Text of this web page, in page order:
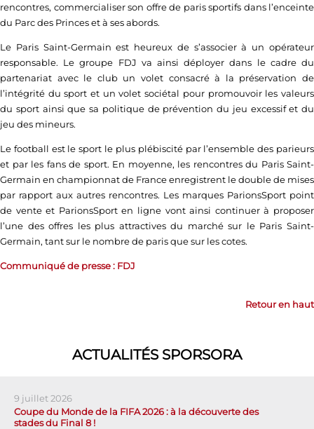
rencontres, commercialiser son offre de paris sportifs dans l’enceinte
du Parc des Princes et à ses abords.
Le Paris Saint-Germain est heureux de s’associer à un opérateur
responsable. Le groupe FDJ va ainsi déployer dans le cadre du
partenariat avec le club un volet consacré à la préservation de
l’intégrité du sport et un volet sociétal pour promouvoir les valeurs
du sport ainsi que sa politique de prévention du jeu excessif et du
jeu des mineurs.
Le football est le sport le plus plébiscité par l’ensemble des parieurs
et par les fans de sport. En moyenne, les rencontres du Paris Saint-
Germain en championnat de France enregistrent le double de mises
par rapport aux autres rencontres. Les marques ParionsSport point
de vente et ParionsSport en ligne vont ainsi continuer à proposer
l’une des offres les plus attractives du marché sur le Paris Saint-
Germain, tant sur le nombre de paris que sur les cotes.
Communiqué de presse : FDJ
Retour en haut
ACTUALITÉS SPORSORA
9 juillet 2026
Coupe du Monde de la FIFA 2026 : à la découverte des
stades du Final 8 !